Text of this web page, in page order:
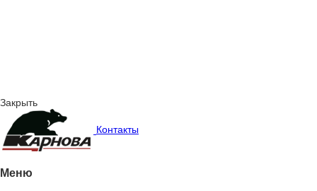
Закрыть
Контакты
Меню